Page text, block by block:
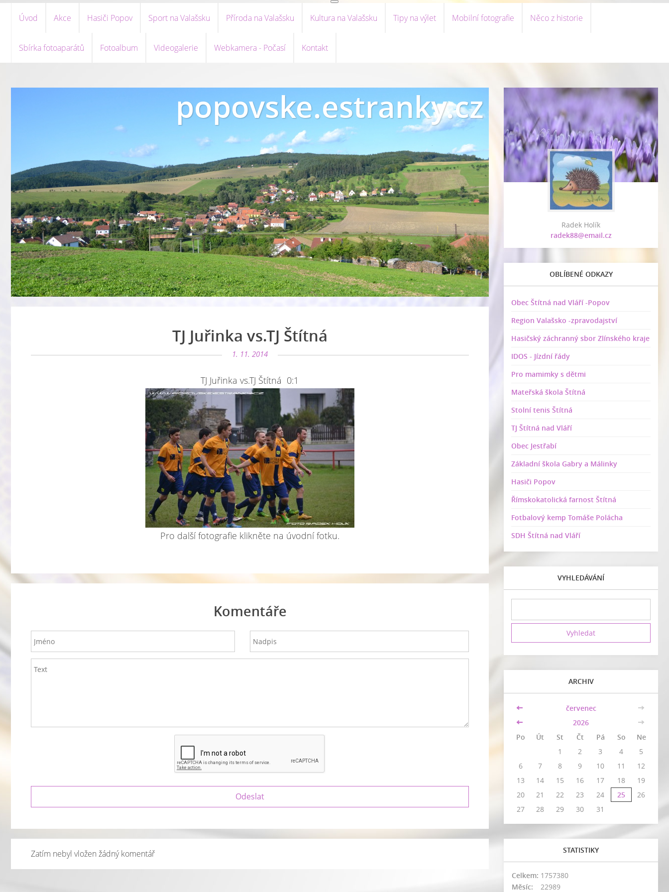
Úvod Akce Hasiči Popov Sport na Valašsku Příroda na Valašsku Kultura na Valašsku Tipy na výlet Mobilní fotografie Něco z historie
Sbírka fotoaparátů Fotoalbum Videogalerie Webkamera - Počasí Kontakt
popovske.estranky.cz
TJ Juřinka vs.TJ Štítná
1. 11. 2014
TJ Juřinka vs.TJ Štítná 0:1
Pro další fotografie klikněte na úvodní fotku.
Komentáře
Zatím nebyl vložen žádný komentář
Radek Holík
radek88@email.cz
OBLÍBENÉ ODKAZY
Obec Štítná nad Vláří -Popov
Region Valašsko -zpravodajství
Hasičský záchranný sbor Zlínského kraje
IDOS - Jízdní řády
Pro mamimky s dětmi
Mateřská škola Štítná
Stolní tenis Štítná
TJ Štítná nad Vláří
Obec Jestřabí
Základní škola Gabry a Málinky
Hasiči Popov
Římskokatolická farnost Štítná
Fotbalový kemp Tomáše Polácha
SDH Štítná nad Vláří
VYHLEDÁVÁNÍ
ARCHIV
<< červenec
>>
<<
2026
>>
Po
Út St Čt Pá So
Ne
1
2 3 4
5
6
7 8 9 10 11
12
13
14 15 16 17 18
19
20
21 22 23 24 25
26
27
28 29 30 31
STATISTIKY
Celkem: 1757380
Měsíc:
22989